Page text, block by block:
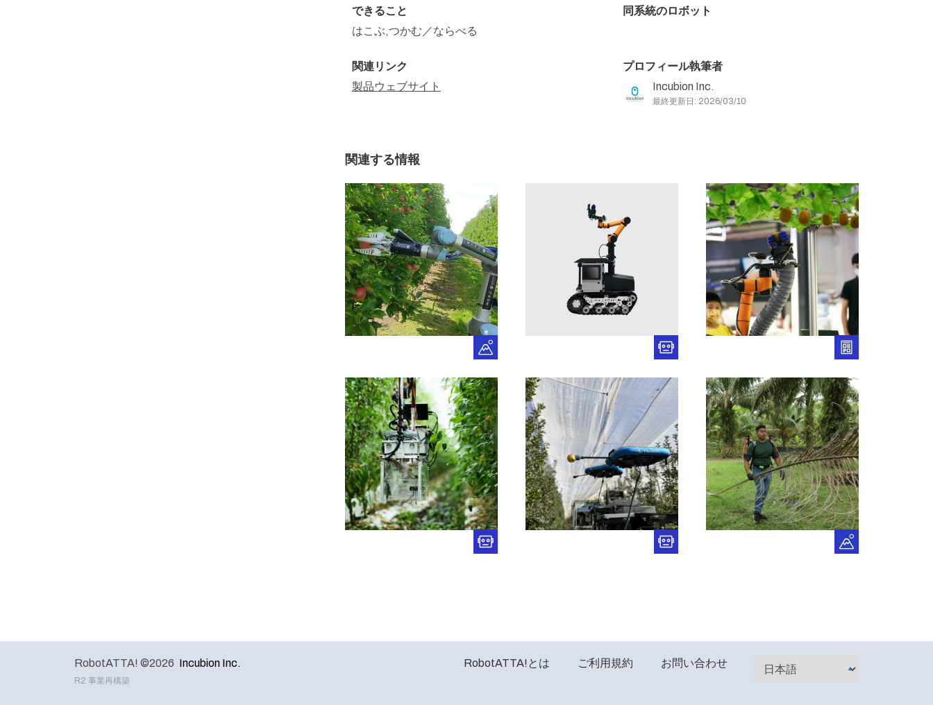
できること
はこぶ,つかむ／ならべる
同系統のロボット
関連リンク
製品ウェブサイト
プロフィール執筆者
Incubion Inc.
最終更新日: 2026/03/10
関連する情報
RobotATTA! ©2026 Incubion Inc.
R2 事業再構築
RobotATTA!とは ご利用規約 お問い合わせ